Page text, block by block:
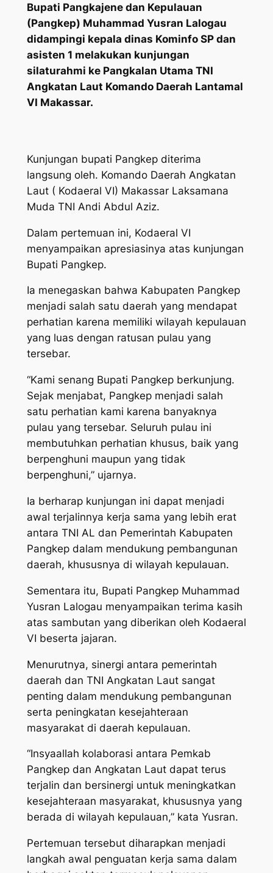
Bupati Pangkajene dan Kepulauan
(Pangkep) Muhammad Yusran Lalogau
didampingi kepala dinas Kominfo SP dan
asisten 1 melakukan kunjungan
silaturahmi ke Pangkalan Utama TNI
Angkatan Laut Komando Daerah Lantamal
VI Makassar.
Kunjungan bupati Pangkep diterima
langsung oleh. Komando Daerah Angkatan
Laut ( Kodaeral VI) Makassar Laksamana
Muda TNI Andi Abdul Aziz.
Dalam pertemuan ini, Kodaeral VI
menyampaikan apresiasinya atas kunjungan
Bupati Pangkep.
Ia menegaskan bahwa Kabupaten Pangkep
menjadi salah satu daerah yang mendapat
perhatian karena memiliki wilayah kepulauan
yang luas dengan ratusan pulau yang
tersebar.
“Kami senang Bupati Pangkep berkunjung.
Sejak menjabat, Pangkep menjadi salah
satu perhatian kami karena banyaknya
pulau yang tersebar. Seluruh pulau ini
membutuhkan perhatian khusus, baik yang
berpenghuni maupun yang tidak
berpenghuni,” ujarnya.
Ia berharap kunjungan ini dapat menjadi
awal terjalinnya kerja sama yang lebih erat
antara TNI AL dan Pemerintah Kabupaten
Pangkep dalam mendukung pembangunan
daerah, khususnya di wilayah kepulauan.
Sementara itu, Bupati Pangkep Muhammad
Yusran Lalogau menyampaikan terima kasih
atas sambutan yang diberikan oleh Kodaeral
VI beserta jajaran.
Menurutnya, sinergi antara pemerintah
daerah dan TNI Angkatan Laut sangat
penting dalam mendukung pembangunan
serta peningkatan kesejahteraan
masyarakat di daerah kepulauan.
“Insyaallah kolaborasi antara Pemkab
Pangkep dan Angkatan Laut dapat terus
terjalin dan bersinergi untuk meningkatkan
kesejahteraan masyarakat, khususnya yang
berada di wilayah kepulauan,” kata Yusran.
Pertemuan tersebut diharapkan menjadi
langkah awal penguatan kerja sama dalam